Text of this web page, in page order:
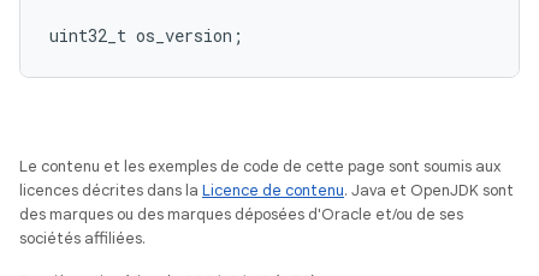
uint32_t os_version ;
Le contenu et les exemples de code de cette page sont soumis aux
licences décrites dans la Licence de contenu. Java et OpenJDK sont
des marques ou des marques déposées d'Oracle et/ou de ses
sociétés affiliées.